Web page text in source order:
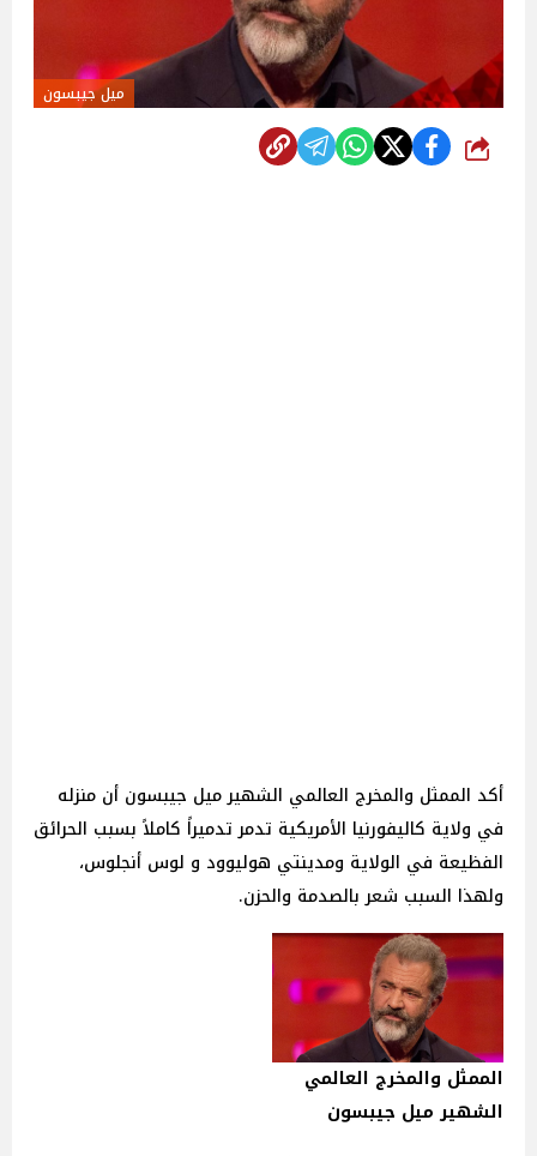
ميل جيبسون
شارك
أكد الممثل والمخرج العالمي الشهير ميل جيبسون أن منزله
في ولاية كاليفورنيا الأمريكية تدمر تدميراً كاملاً بسبب الحرائق
الفظيعة في الولاية ومدينتي هوليوود و لوس أنجلوس،
ولهذا السبب شعر بالصدمة والحزن.
الممثل والمخرج العالمي
الشهير ميل جيبسون